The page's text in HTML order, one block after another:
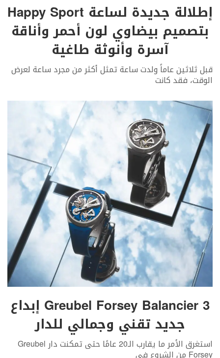
إطلالة جديدة لساعة Happy Sport
بتصميم بيضاوي لون أحمر وأناقة
آسرة وأنوثة طاغية
قبل ثلاثين عاماً ولدت ساعة تمثل أكثر من مجرد ساعة لعرض
الوقت، فقد كانت
Greubel Forsey Balancier 3 إبداع
جديد تقني وجمالي للدار
استغرق الأمر ما يقارب الـ20 عامًا حتى تمكنت دار Greubel
Forsey من الشروع في